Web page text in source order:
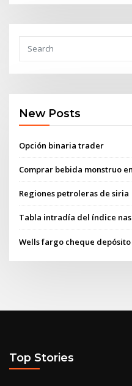
New Posts
Opción binaria trader
Comprar bebida monstruo
Regiones petroleras de siria
Tabla intradía del índice
Wells fargo cheque
Top Stories